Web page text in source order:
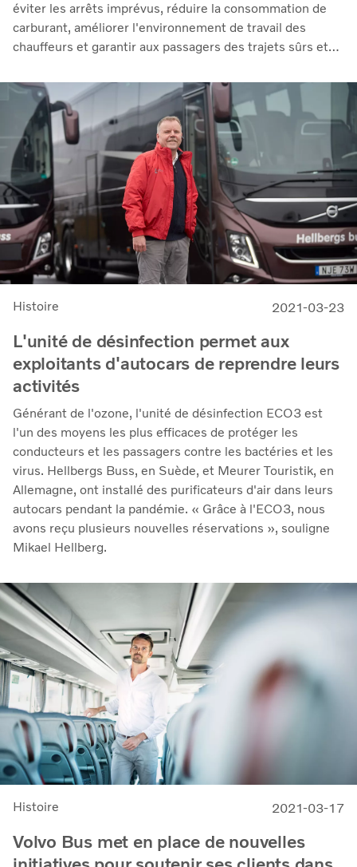
éviter les arrêts imprévus, réduire la consommation de
carburant, améliorer l'environnement de travail des
chauffeurs et garantir aux passagers des trajets sûrs et
Histoire 2021-03-23
L'unité de désinfection permet aux
exploitants d'autocars de reprendre leurs
activités
Générant de l'ozone, l'unité de désinfection ECO3 est
l'un des moyens les plus efficaces de protéger les
conducteurs et les passagers contre les bactéries et les
virus. Hellbergs Buss, en Suède, et Meurer Touristik, en
Allemagne, ont installé des purificateurs d'air dans leurs
autocars pendant la pandémie. « Grâce à l'ECO3, nous
avons reçu plusieurs nouvelles réservations », souligne
Mikael Hellberg.
Histoire 2021-03-17
Volvo Bus met en place de nouvelles